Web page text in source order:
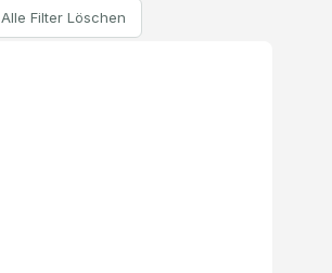
Alle Filter Löschen